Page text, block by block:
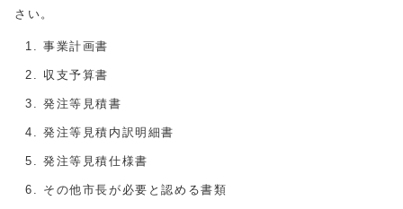
さい。
事業計画書
収支予算書
発注等見積書
発注等見積内訳明細書
発注等見積仕様書
その他市長が必要と認める書類